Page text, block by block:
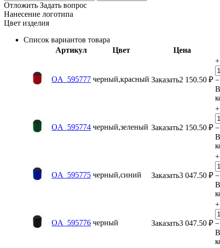
Отложить Задать вопрос
Нанесение логотипа
Цвет изделия
Список вариантов товара
Артикул
Цвет Цена
OA_595777 черный,красный Заказать2 150.50 ₽
+
−
В
OA_595774 черный,зеленый Заказать2 150.50 ₽
+
−
В
OA_595775 черный,синий Заказать3 047.50 ₽
+
−
В
OA_595776 черный Заказать3 047.50 ₽
+
−
В